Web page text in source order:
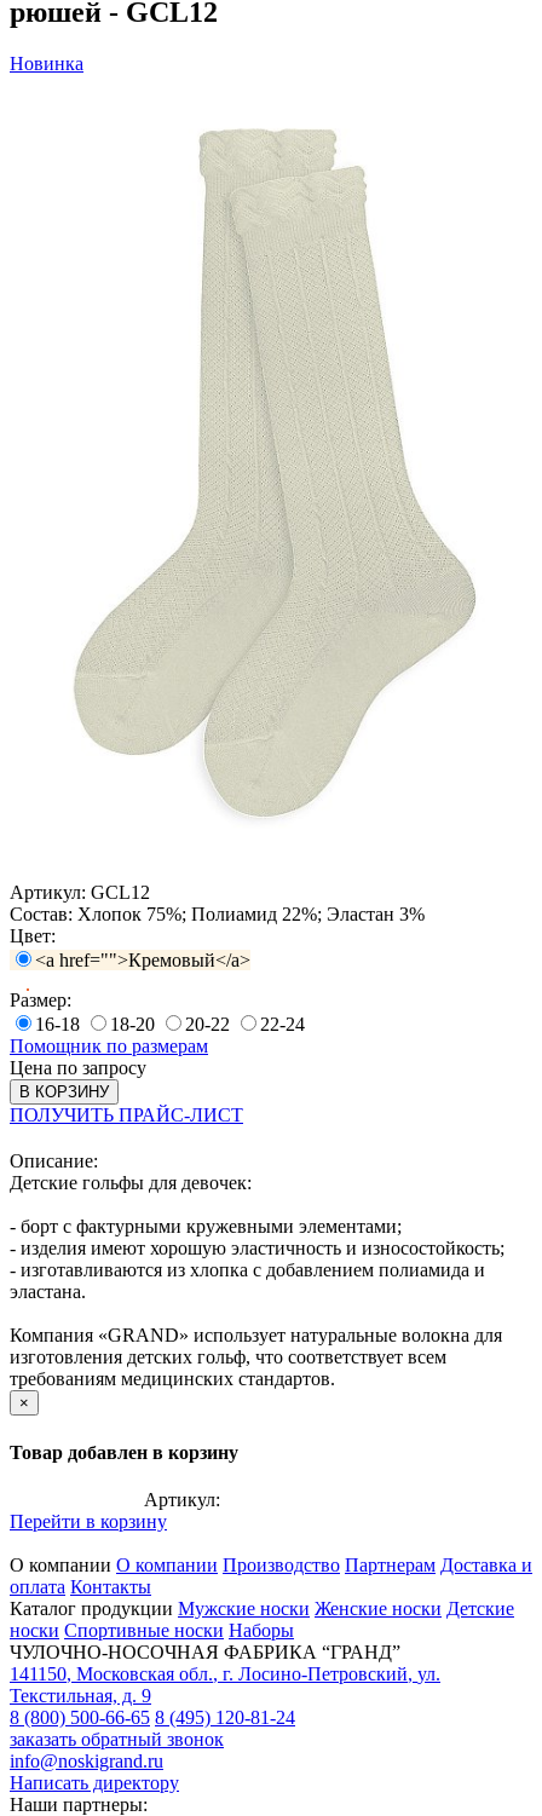
рюшей - GCL12
Новинка
Артикул: GCL12
Состав: Хлопок 75%; Полиамид 22%; Эластан 3%
Цвет:
<a href="">Кремовый</a>
Размер:
16-18
18-20 20-22
22-24
Помощник по размерам
Цена по запросу
В КОРЗИНУ
ПОЛУЧИТЬ ПРАЙС-ЛИСТ
Описание:
Детские гольфы для девочек:
- борт с фактурными кружевными элементами;
- изделия имеют хорошую эластичность и износостойкость;
- изготавливаются из хлопка с добавлением полиамида и
эластана.
Компания «GRAND» использует натуральные волокна для
изготовления детских гольф, что соответствует всем
требованиям медицинских стандартов.
×
Товар добавлен в корзину
Артикул:
Перейти в корзину
О компании О компании Производство Партнерам Доставка и
оплата Контакты
Каталог продукции Мужские носки Женские носки Детские
носки Спортивные носки Наборы
ЧУЛОЧНО-НОСОЧНАЯ ФАБРИКА “ГРАНД”
141150, Московская обл., г. Лосино-Петровский, ул.
Текстильная, д. 9
8 (800) 500-66-65 8 (495) 120-81-24
заказать обратный звонок
info@noskigrand.ru
Написать директору
Наши партнеры: